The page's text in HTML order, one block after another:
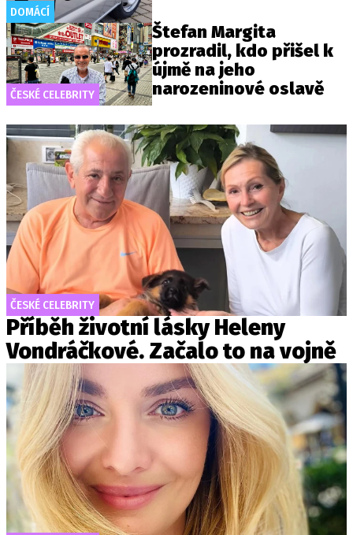
DOMÁCÍ
ČESKÉ CELEBRITY
Štefan Margita
prozradil, kdo přišel k
újmě na jeho
narozeninové oslavě
ČESKÉ CELEBRITY
Příběh životní lásky Heleny
Vondráčkové. Začalo to na vojně